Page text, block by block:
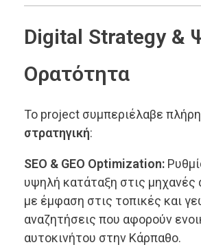
Digital Strategy &
Ορατότητα
Το project συμπεριέλαβε πλήρη
στρατηγική:
SEO & GEO Optimization:
υψηλή κατάταξη στις μηχανές
με έμφαση στις τοπικές και
αναζητήσεις που αφορούν
αυτοκινήτου στην Κάρπαθο.